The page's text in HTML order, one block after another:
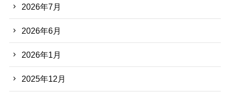
2026年7月
2026年6月
2026年1月
2025年12月